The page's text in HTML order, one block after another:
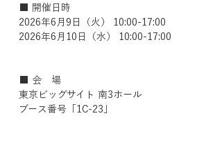
■ 開催日時
2026年6月9日（火） 10:00-17:00
2026年6月10日（水） 10:00-17:00
■ 会　場
東京ビッグサイト 南3ホール
ブース番号「1C-23」